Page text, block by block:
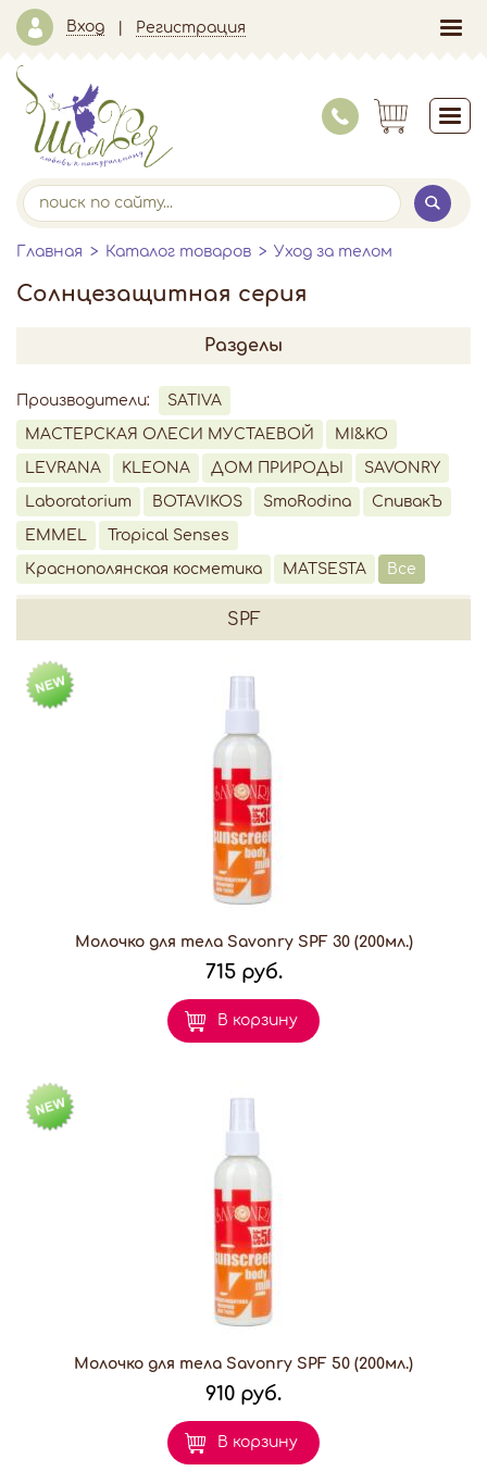
Вход Регистрация
Главная Каталог товаров Уход за телом
Солнцезащитная серия
Разделы
Производители: SATIVA
МАСТЕРСКАЯ ОЛЕСИ МУСТАЕВОЙ MI&KO
LEVRANA KLEONA ДОМ ПРИРОДЫ SAVONRY
Laboratorium BOTAVIKOS SmoRodina СпивакЪ
EMMEL Tropical Senses
Краснополянская косметика MATSESTA Все
SPF
Молочко для тела Savonry SPF 30 (200мл.)
715 руб.
В корзину
Молочко для тела Savonry SPF 50 (200мл.)
910 руб.
В корзину